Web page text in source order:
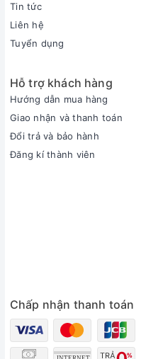
Tin tức
Liên hệ
Tuyển dụng
Hỗ trợ khách hàng
Hướng dẫn mua hàng
Giao nhận và thanh toán
Đổi trả và bảo hành
Đăng kí thành viên
Chấp nhận thanh toán